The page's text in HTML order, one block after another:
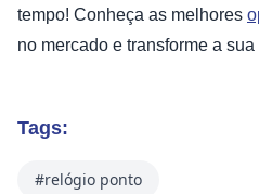
tempo! Conheça as melhores
no mercado e transforme a
Tags:
#relógio ponto